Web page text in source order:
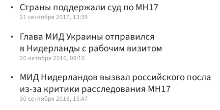
Страны поддержали суд по MH17
21 сентября 2017, 13:39
Глава МИД Украины отправился
в Нидерланды с рабочим визитом
26 октября 2016, 09:10
МИД Нидерландов вызвал российского посла
из-за критики расследования MH17
30 сентября 2016, 13:47